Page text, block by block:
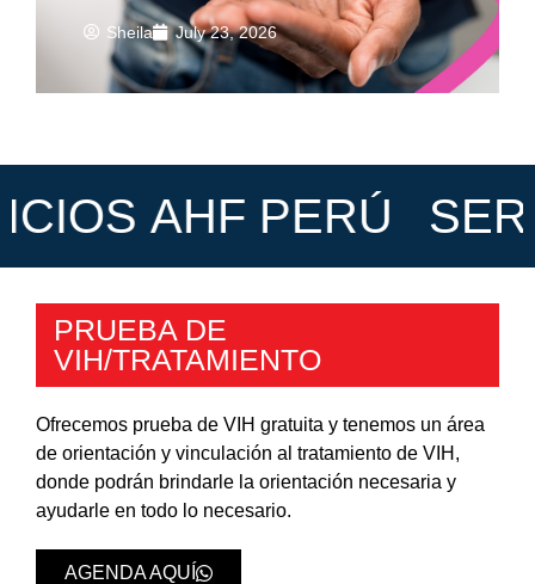
Sheila July 23, 2026
AHF PERÚ
PRUEBA DE
VIH/TRATAMIENTO
Ofrecemos prueba de VIH gratuita y tenemos un área
de orientación y vinculación al tratamiento de VIH,
donde podrán brindarle la orientación necesaria y
ayudarle en todo lo necesario.
AGENDA AQUÍ